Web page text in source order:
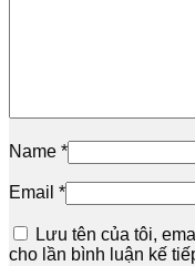
Name *
Email *
Lưu tên của tôi,
cho lần bình luận kế